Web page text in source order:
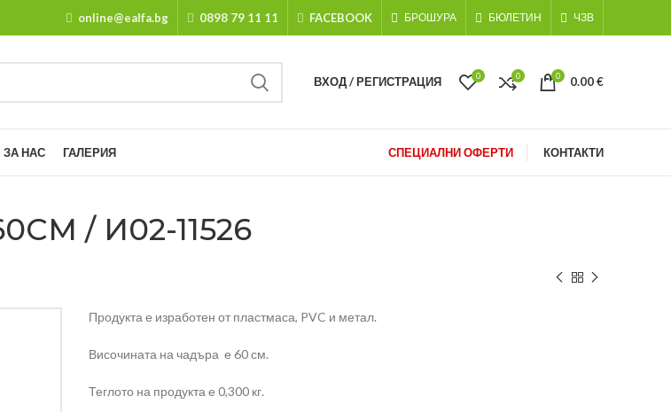
online@ealfa.bg 0898 79 11 11 FACEBOOK БРОШУРА БЮЛЕТИН ЧЗВ
ВХОД / РЕГИСТРАЦИЯ 0 0 0 0.00€
ЗА НАС ГАЛЕРИЯ СПЕЦИАЛНИ ОФЕРТИ КОНТАКТИ
/ И02-11526
Продукта е изработен от пластмаса, PVC и метал.
Височината на чадъра е 60 см.
Теглото на продукта е 0,300 кг.